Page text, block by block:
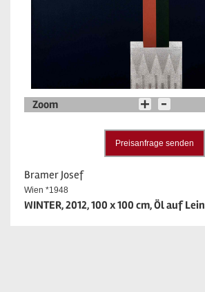
Zoom
Preisanfrage senden
Bramer Josef
Wien *1948
WINTER, 2012, 100 x 100 cm, Öl auf